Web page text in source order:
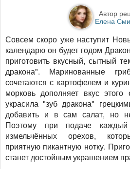
Автор
Елена
Совсем скоро уже наступит
календарю он будет годом
приготовить вкусный, сытный
дракона". Маринованные
сочетаются с картофелем и
морковь дополняет вкус
украсила "зуб дракона"
добавить и в сам салат, но
Поэтому при подаче
измельчённых орехов,
приятную пикантную нотку.
станет достойным украшением